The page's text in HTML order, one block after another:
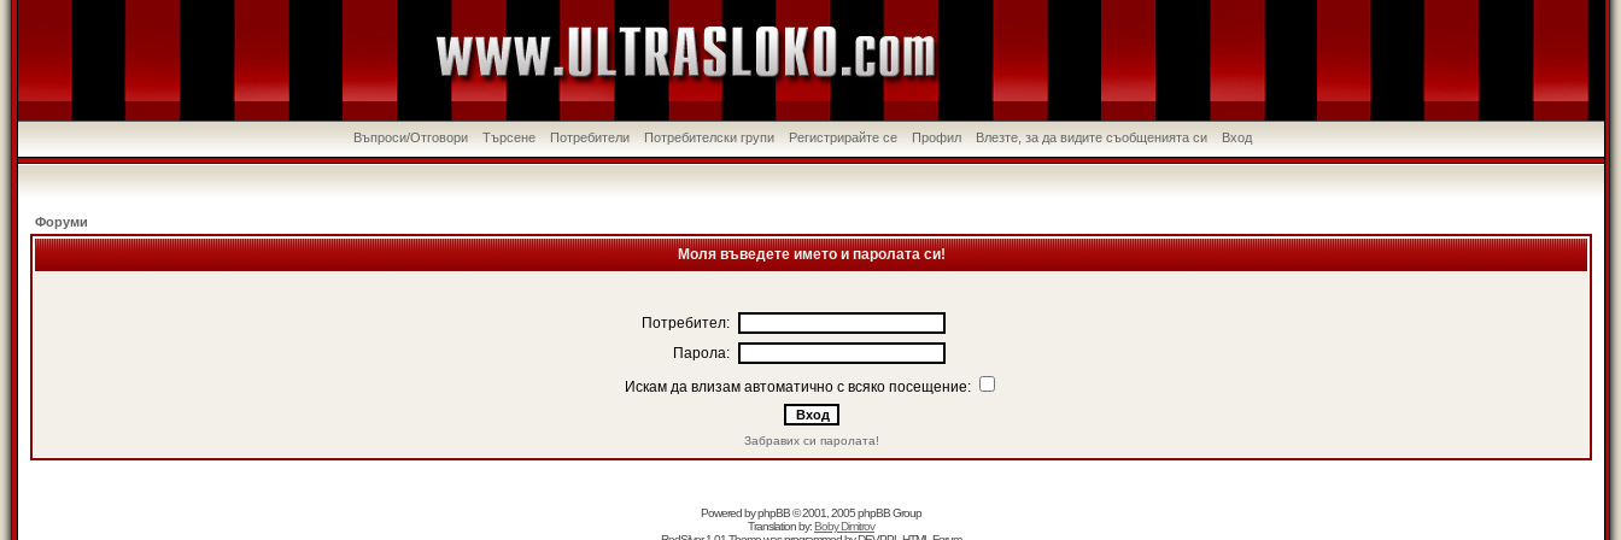
Въпроси/Отговори Търсене Потребители Потребителски групи Регистрирайте се Профил Влезте, за да видите съобщенията си Вход
Форуми
Моля въведете името и паролата си!
Потребител:
Парола:
Искам да влизам автоматично с всяко посещение:
Забравих си паролата!
Powered byphpBB© 2001, 2005 phpBB Group
Translation by:Boby Dimitrov